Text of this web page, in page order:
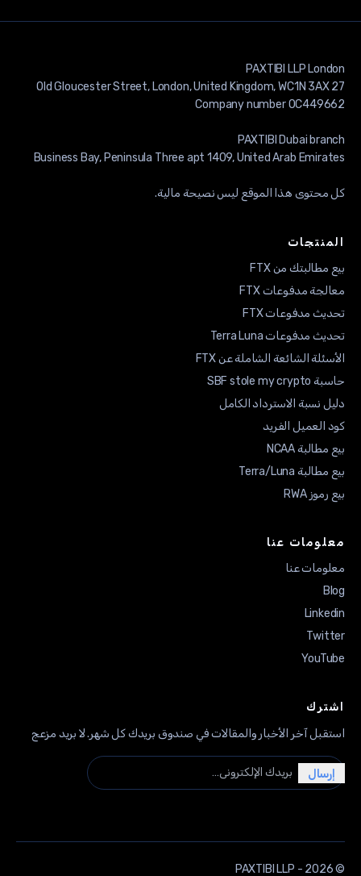
27 Old Gloucester Street, London, United Kingdom, WC1N 3AX
Company number OC449662
كل محتوى هذا الموقع ليس نصيحة مالية.
المنتجات
بيع مطالبتك من FTX
معالجة مدفوعات FTX
تحديث مدفوعات FTX
تحديث مدفوعات Terra Luna
الأسئلة الشائعة الشاملة عن FTX
حاسبة SBF stole my crypto
دليل نسبة الاسترداد الكامل
كود العميل الفريد
بيع مطالبة NCAA
بيع مطالبة Terra/Luna
بيع رموز RWA
معلومات عنا
معلومات عنا
Blog
Linkedin
Twitter
YouTube
اشترك
استقبل آخر الأخبار والمقالات في صندوق بريدك كل شهر. لا بريد مزعج
بريدك الإلكتروني…
إرسال
© PAXTIBI LLP - 2026